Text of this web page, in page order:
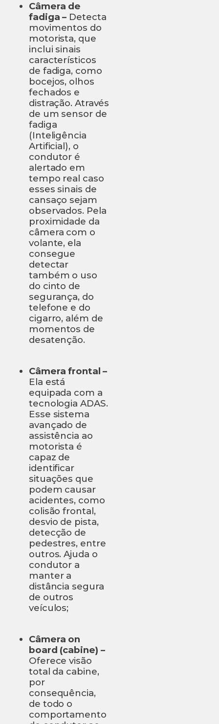
Câmera de
fadiga – Detecta
movimentos do
motorista, que
inclui sinais
característicos
de fadiga, como
bocejos, olhos
fechados e
distração. Através
de um sensor de
fadiga
(Inteligência
Artificial), o
condutor é
alertado em
tempo real caso
esses sinais de
cansaço sejam
observados. Pela
proximidade da
câmera com o
volante, ela
consegue
detectar
também o uso
do cinto de
segurança, do
telefone e do
cigarro, além de
momentos de
desatenção.
Câmera frontal –
Ela está
equipada com a
tecnologia ADAS.
Esse sistema
avançado de
assistência ao
motorista é
capaz de
identificar
situações que
podem causar
acidentes, como
colisão frontal,
desvio de pista,
detecção de
pedestres, entre
outros. Ajuda o
condutor a
manter a
distância segura
de outros
veículos;
Câmera on
board (cabine) –
Oferece visão
total da cabine,
por
consequência,
de todo o
comportamento